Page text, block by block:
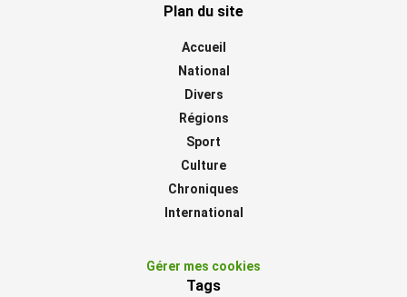
Plan du site
Accueil
National
Divers
Régions
Sport
Culture
Chroniques
International
Gérer mes cookies
Tags